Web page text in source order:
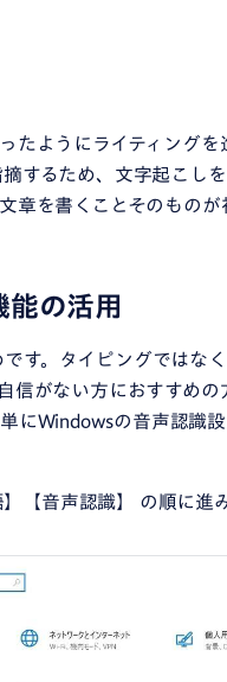
たようにライティングを
するため、文字起こし
章を書くことそのものが
の活用
す。タイピングではな
がない方におすすめの
にWindowsの音声認識
【音声認識】 の順に進